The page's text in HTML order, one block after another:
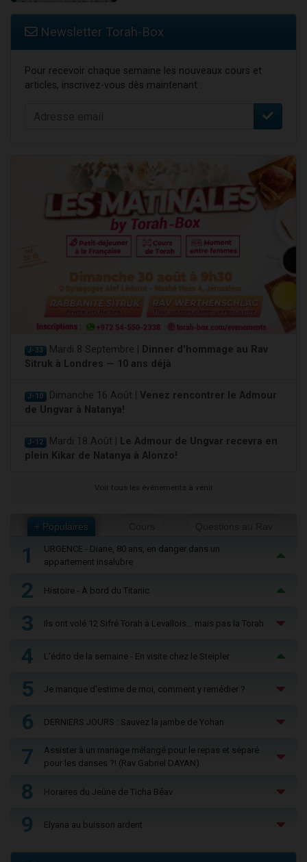
Newsletter Torah-Box
Pour recevoir chaque semaine les nouveaux cours et
articles, inscrivez-vous dès maintenant :
J-33 Mardi 8 Septembre |
Dinner d'hommage au Rav
Sitruk à Londres — 10 ans déjà
J-10 Dimanche 16 Août | Venez rencontrer le Admour
de Ungvar à Natanya!
J-12 Mardi 18 Août |
Le Admour de Ungvar recevra en
plein Kikar de Natanya à Alonzo!
Voir tous les événements à venir
+ Populaires
1
URGENCE - Diane, 80 ans, en danger dans un
appartement insalubre
2 Histoire - À bord du Titanic
3 Ils ont volé 12 Sifré Torah à Levallois… mais pas la Torah
4 L'édito de la semaine - En visite chez le Steipler
5 Je manque d'estime de moi, comment y remédier ?
6 DERNIERS JOURS : Sauvez la jambe de Yohan
7
Assister à un mariage mélangé pour le repas et séparé
pour les danses ?! (Rav Gabriel DAYAN)
8 Horaires du Jeûne de Ticha Béav
9 Elyana au buisson ardent